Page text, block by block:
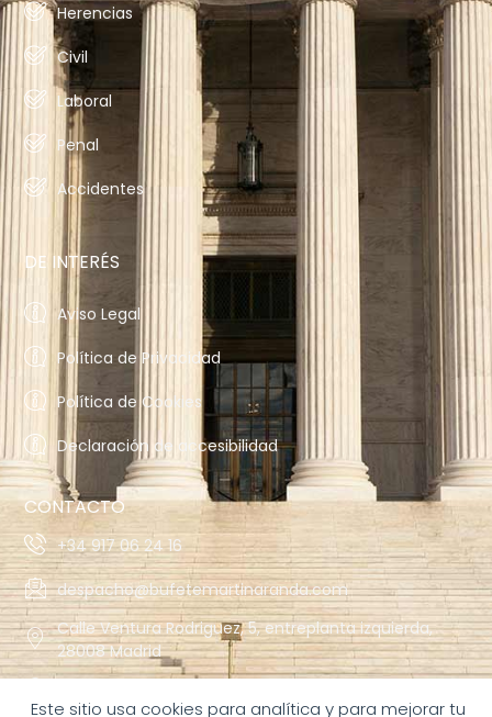
Este sitio usa cookies para analítica y para mejorar tu
Herencias
Civil
Laboral
Penal
Accidentes
DE INTERÉS
Aviso Legal
Política de Privacidad
Política de Cookies
Declaración de accesibilidad
CONTACTO
+34 917 06 24 16
despacho@bufetemartinaranda.com
Calle Ventura Rodriguez, 5, entreplanta izquierda,
28008 Madrid